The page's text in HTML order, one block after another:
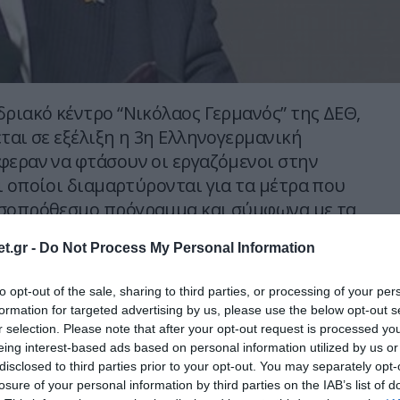
- Do Not Process My Personal Information
opt-out of the sale, sharing to third parties, or processing of your
for targeted advertising by us, please use the below opt-out
selection. Please note that after your opt-out request is processed
interest-based ads based on personal information utilized by us
to third parties prior to your opt-out. You may separately
of your personal information by third parties on the IAB’s list of
κέντρο “Νικόλαος Γερμανός” της ΔΕΘ,
σε εξέλιξη η 3η Ελληνογερμανική
να φτάσουν οι εργαζόμενοι στην
οποίοι διαμαρτύρονται για τα μέτρα που
πρόγραμμα και σύμφωνα με τα
αορίστου χρόνου τίθενται σε
μεταξύ των αστυνομικών
εργαζομένων, στους οποίους δεν επετράπη
του χώρου της έκθεσης. Ωστόσο οι